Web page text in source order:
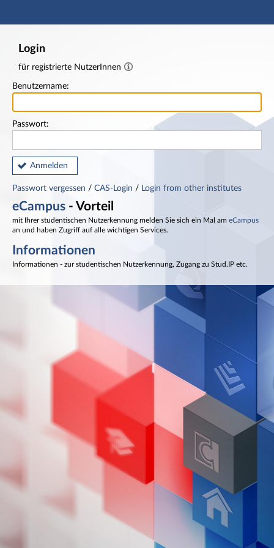
Hauptnavigation
Login
für registrierte NutzerInnen
Benutzername:
Passwort:
Anmelden
Passwort vergessen / CAS-Login / Login from other institutes
eCampus - Vorteil
mit Ihrer studentischen Nutzerkennung melden Sie sich ein Mal am eCampus
an und haben Zugriff auf alle wichtigen Services.
Informationen
Informationen - zur studentischen Nutzerkennung, Zugang zu Stud.IP etc.